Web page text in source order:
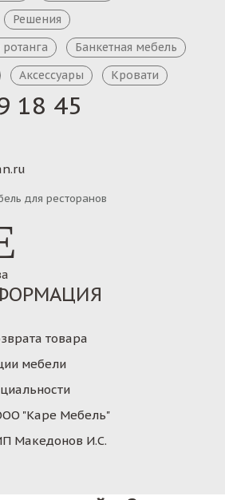
18 45
для ресторанов
Решения
Банкетная мебель
Аксессуары Кровати
товара
мебели
"Каре Мебель"
Македонов И.С.